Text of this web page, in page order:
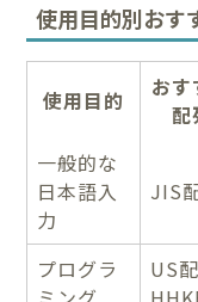
使用目的別おす
使用目的
おす
配
一般的な
日本語入
力
JIS
プログラ
US